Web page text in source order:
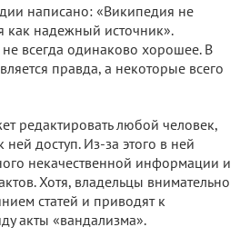
написано: «Википедия не
как надежный источник».
не всегда одинаково хорошее. В
правда, а некоторые всего
редактировать любой человек,
доступ. Из-за этого в ней
некачественной информации и
Хотя, владельцы внимательно
статей и приводят к
акты «вандализма».